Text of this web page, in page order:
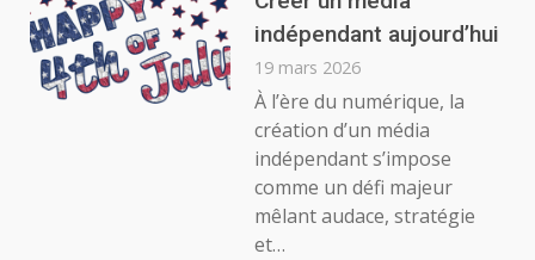
indépendant aujourd’hui
19 mars 2026
À l’ère du numérique, la
création d’un média
indépendant s’impose
comme un défi majeur
mêlant audace, stratégie
et…